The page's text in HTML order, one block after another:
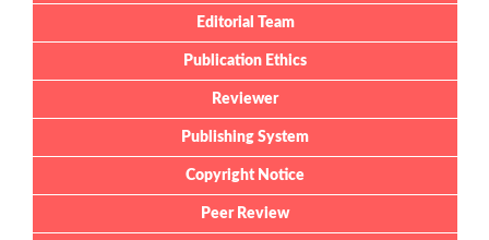
Editorial Team
Publication Ethics
Reviewer
Publishing System
Copyright Notice
Peer Review